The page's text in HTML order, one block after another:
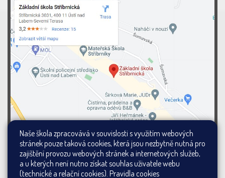
Naše škola zpracovává v souvislosti s využitím webových
stránek pouze taková cookies, která jsou nezbytně nutná pro
zajištění provozu webových stránek a internetových služeb,
a u kterých není nutno získat souhlas uživatele webu
(technické a relační cookies). Pravidla cookies